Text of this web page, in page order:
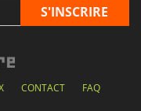
CONTACT FAQ